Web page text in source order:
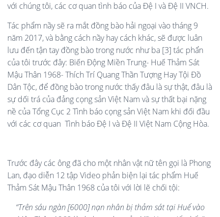
với chúng tôi, các cơ quan tình báo của Đệ I và Đệ II VNCH.
Tác phẩm nầy sẽ ra mắt đồng bào hải ngoại vào tháng 9
năm 2017, và bằng cách nầy hay cách khác, sẽ được luân
lưu đến tận tay đồng bào trong nước như ba [3] tác phẩn
của tôi trước đây: Biến Động Miền Trung- Huế Thảm Sát
Mậu Thân 1968- Thích Trí Quang Thần Tượng Hay Tội Đồ
Dân Tộc, để đồng bào trong nước thấy đâu là sự thật, đâu là
sự dối trá của đảng cọng sản Việt Nam và sự thất bại nặng
nề của Tổng Cục 2 Tình báo cọng sản Việt Nam khi đối đầu
với các cơ quan Tình báo Đệ I và Đệ II Việt Nam Cộng Hòa.
Trước đây các ông đã cho một nhân vật nữ tên gọi là Phong
Lan, đạo diễn 12 tập Video phản biện lại tác phẩm Huế
Thảm Sát Mậu Thân 1968 của tôi với lời lẽ chối tội:
“Trên sáu ngàn [6000] nạn nhân bị thảm sát tại Huế vào